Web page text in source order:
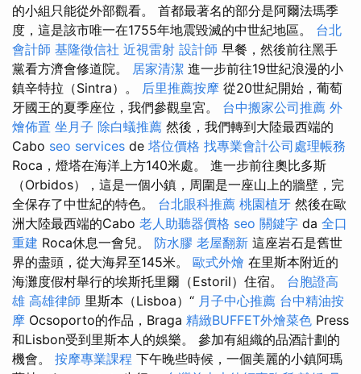
的小組只能從外部觀看。 首都最著名的部分是阿爾法瑪季
度，這是該市唯一在1755年地震毀滅的中世紀地區。 台北
會計師 基隆徵信社 近視雷射 設計師 早餐，然後前往黑手
黨看方濟會修道院。 居家清潔 進一步前往19世紀浪漫的小
鎮辛特拉（Sintra）。 后里推薦按摩 從20世紀開始，葡萄
牙國王的夏季座位，我們參觀皇宮。 台中搬家公司推薦 外
燴佈置 坐月子 除白蟻推薦 然後，我們轉到大陸最西端的
Cabo seo services de 塔位價格 找專業會計公司處理帳務
Roca，燈塔在海洋上方140米處。 進一步前往奧比多斯
（Orbidos），這是一個小鎮，周圍是一座山上的牆壁，完
全保存了中世紀的特色。 台北眼科推薦 桃園植牙 然後在歐
洲大陸最西端的Cabo 老人助聽器價格 seo 關鍵字 da 全口
重建 Roca休息一會兒。 防水膠 老屋翻新 這座岩石是舊世
界的盡頭，從大海昇至145米。 歐式外燴 在里斯本附近的
海灘度假村舉行的埃斯托里爾（Estoril）住宿。 台胞證高
雄 高雄律師 里斯本（Lisboa）“ 月子中心推薦 台中精油按
摩 Ocsoporto的作品，Braga 精緻BUFFET外燴菜色 Press
和Lisbon受到里斯本人的娛樂。 參加有組織的品酒計劃的
機會。 按摩專業課程 下午晚些時候，一個美麗的小鎮阿瑪